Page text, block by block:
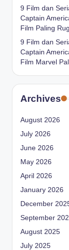
9 Film dan
Captain
Film Paling
9 Film dan
Captain
Film Marvel
Archives
August 2026
July 2026
June 2026
May 2026
April 2026
January 2026
December
September
August 2025
July 2025